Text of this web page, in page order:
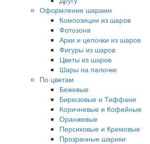
Оформление шарами
Композиции из шаров
Фотозона
Арки и цепочки из шаров
Фигуры из шаров
Цветы из шаров
Шары на палочке
По цветам
Бежевые
Бирюзовые и Тиффани
Коричневые и Кофейные
Оранжевые
Персиковые и Кремовые
Прозрачные шарики